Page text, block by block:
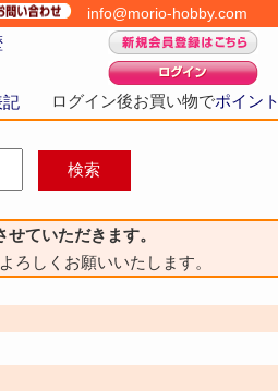
info@morio-hobby.com
ログイン後お買い物でポイント
記
ていただきます。
ろしくお願いいたします。